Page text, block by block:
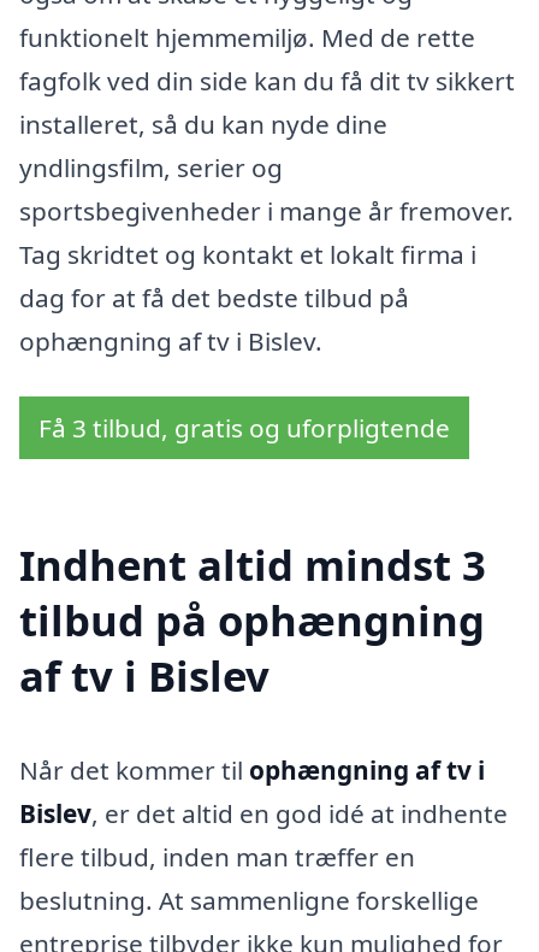
funktionelt hjemmemiljø. Med de rette
fagfolk ved din side kan du få dit tv sikkert
installeret, så du kan nyde dine
yndlingsfilm, serier og
sportsbegivenheder i mange år fremover.
Tag skridtet og kontakt et lokalt firma i
dag for at få det bedste tilbud på
ophængning af tv i Bislev.
Få 3 tilbud, gratis og uforpligtende
Indhent altid mindst 3
tilbud på ophængning
af tv i Bislev
Når det kommer til ophængning af tv i
Bislev, er det altid en god idé at indhente
flere tilbud, inden man træffer en
beslutning. At sammenligne forskellige
entreprise tilbyder ikke kun mulighed for